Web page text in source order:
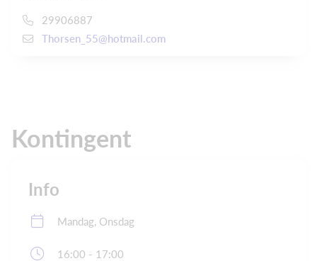
29906887
Thorsen_55@hotmail.com
Kontingent
Info
Mandag, Onsdag
16:00 - 17:00